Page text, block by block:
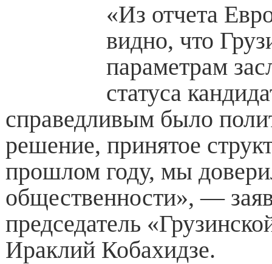
«Из отчета
видно, что
параметрам
статуса
справедливым было
решение, принятое
прошлом году, мы
общественности», —
председатель
Ираклий Кобахидзе.